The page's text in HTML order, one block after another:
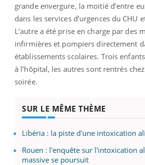
grande envergure, la moitié d’entre
dans les services d’urgences du CHU
L’autre a été prise en charge par des
infirmières et pompiers directement
établissements scolaires. Trois
à l’hôpital, les autres sont rentrés
soirée.
SUR LE MÊME THÈME
Libéria : la piste d'une intoxication
Rouen : l'enquête sur l'intoxication
massive se poursuit